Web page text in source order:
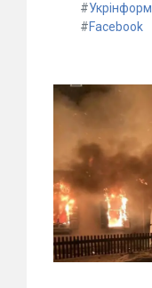
#Укрінформ
#Facebook